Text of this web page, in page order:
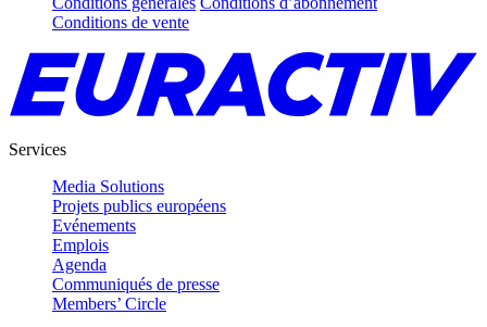
Conditions de vente
Services
Media Solutions
Projets publics européens
Evénements
Emplois
Agenda
Communiqués de presse
Members’ Circle